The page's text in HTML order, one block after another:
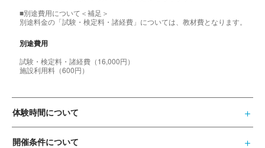
■別途費用について＜補足＞
別途料金の「試験・検定料・諸経費」については、教材費となります。
別途費用
試験・検定料・諸経費（16,000円）
施設利用料（600円）
体験時間について
開催条件について